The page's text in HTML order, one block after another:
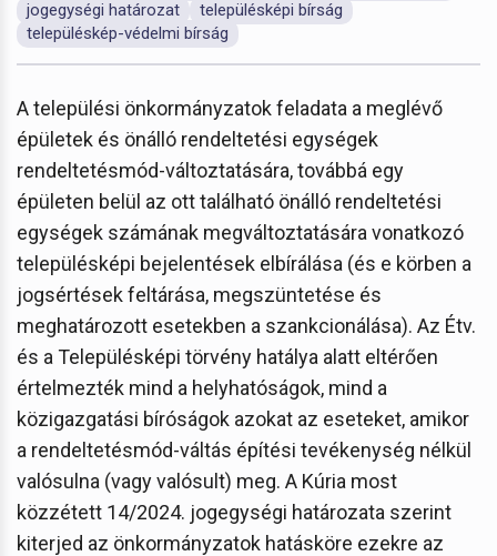
jogegységi határozat
településképi bírság
településkép-védelmi bírság
A települési önkormányzatok feladata a meglévő
épületek és önálló rendeltetési egységek
rendeltetésmód-változtatására, továbbá egy
épületen belül az ott található önálló rendeltetési
egységek számának megváltoztatására vonatkozó
településképi bejelentések elbírálása (és e körben a
jogsértések feltárása, megszüntetése és
meghatározott esetekben a szankcionálása). Az Étv.
és a Településképi törvény hatálya alatt eltérően
értelmezték mind a helyhatóságok, mind a
közigazgatási bíróságok azokat az eseteket, amikor
a rendeltetésmód-váltás építési tevékenység nélkül
valósulna (vagy valósult) meg. A Kúria most
közzétett 14/2024. jogegységi határozata szerint
kiterjed az önkormányzatok hatásköre ezekre az